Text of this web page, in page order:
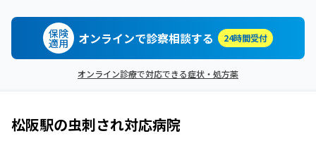
保険
適用 オンラインで診察相談する 24時間受付
オンライン診療で対応できる症状・処方薬
松阪駅の虫刺され対応病院